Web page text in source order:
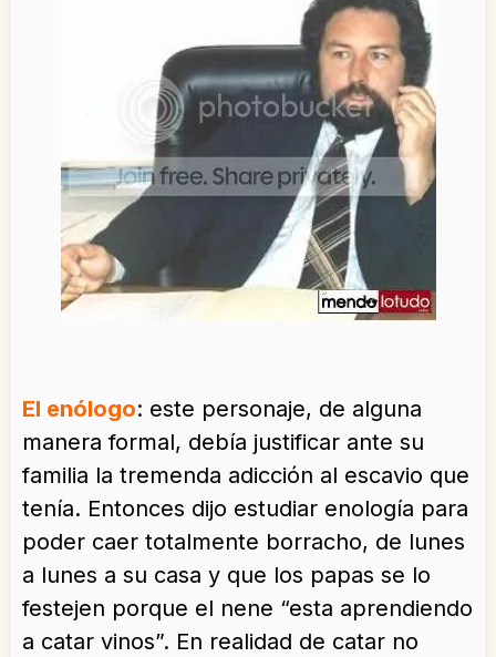
El enólogo: este personaje, de alguna
manera formal, debía justificar ante su
familia la tremenda adicción al escavio que
tenía. Entonces dijo estudiar enología para
poder caer totalmente borracho, de lunes
a lunes a su casa y que los papas se lo
festejen porque el nene “esta aprendiendo
a catar vinos”. En realidad de catar no